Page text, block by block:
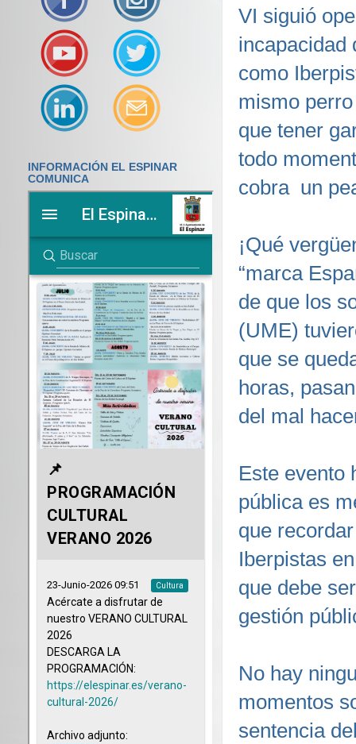
VI siguió
incapacidad
como
mismo
que tener
todo
cobra un
¡Qué
“marca
de que los
(UME)
que se
horas,
del mal
Este evento
pública es
que
Iberpistas
que debe
gestión
No hay
momentos
sentencia
INFORMACIÓN EL ESPINAR
COMUNICA